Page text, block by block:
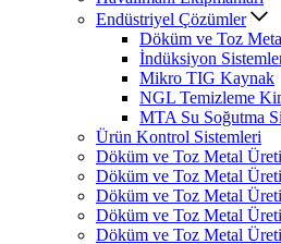
Endüstriyel Çözümler
Döküm ve Toz
İndüksiyon
Mikro TIG Kaynak
NGL Temizleme
MTA Su Soğutma
Ürün Kontrol Sistemleri
Döküm ve Toz Metal
Döküm ve Toz Metal
Döküm ve Toz Metal
Döküm ve Toz Metal
Döküm ve Toz Metal